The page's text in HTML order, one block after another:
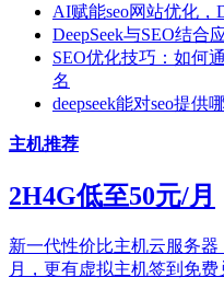
AI赋能seo网站优化，
DeepSeek与SEO结
SEO优化技巧：如何
名
deepseek能对seo提供
主机推荐
2H4G低至50元/月
新一代性价比主机云服务
月，更有虚拟主机签到免费